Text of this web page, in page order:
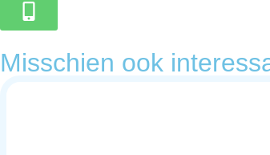
Misschien ook